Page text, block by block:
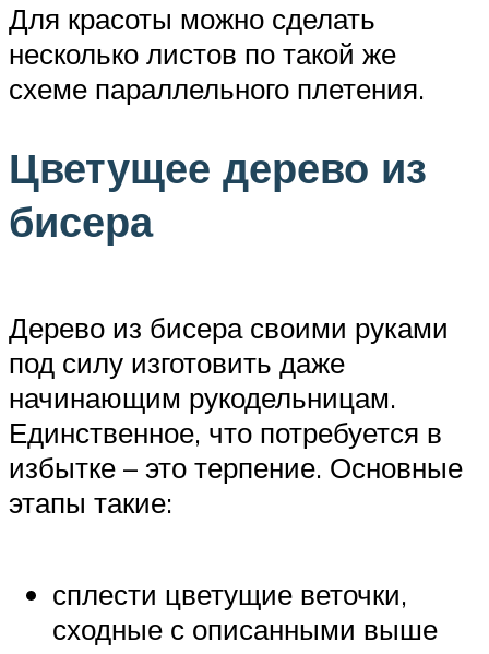
Для красоты можно сделать
несколько листов по такой же
схеме параллельного плетения.
Цветущее дерево из
бисера
Дерево из бисера своими руками
под силу изготовить даже
начинающим рукодельницам.
Единственное, что потребуется в
избытке – это терпение. Основные
этапы такие:
сплести цветущие веточки,
сходные с описанными выше